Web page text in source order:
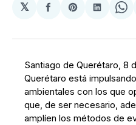
𝕏
Compartir
Facebook
Share
Pinterest
Santiago de Querétaro, 8
Querétaro está
ambientales con los que
que, de ser necesario,
amplíen los métodos de